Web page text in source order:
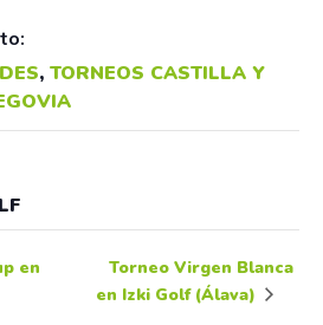
, TORNEOS CASTILLA Y
en
Torneo Virgen Blanca
en Izki Golf (Álava)